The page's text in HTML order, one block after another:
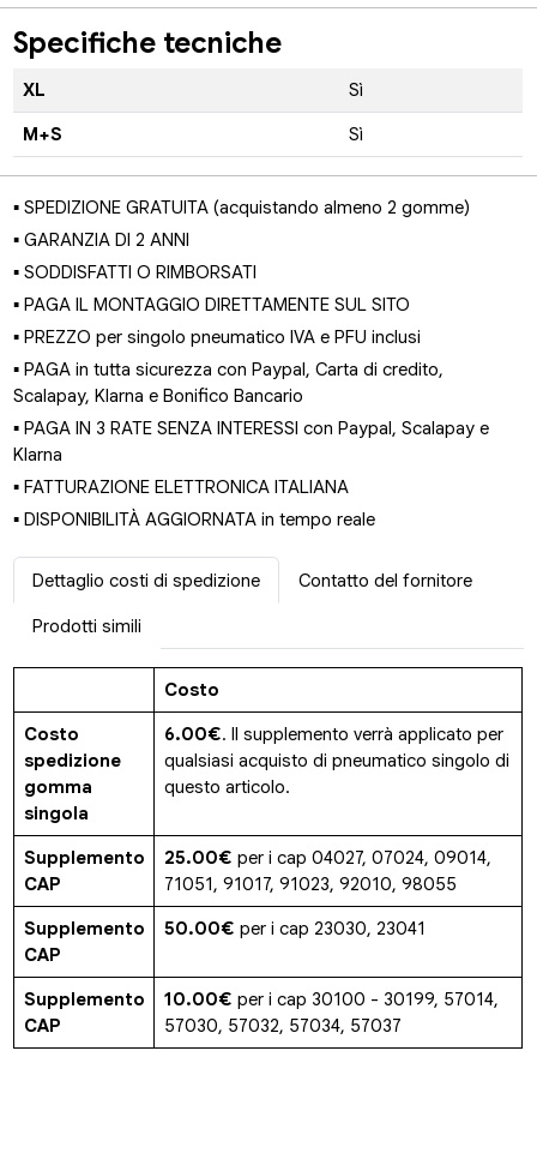
Specifiche tecniche
XL Sì
M+S Sì
▪ SPEDIZIONE GRATUITA (acquistando almeno 2 gomme)
▪ GARANZIA DI 2 ANNI
▪ SODDISFATTI O RIMBORSATI
▪ PAGA IL MONTAGGIO DIRETTAMENTE SUL SITO
▪ PREZZO per singolo pneumatico IVA e PFU inclusi
▪ PAGA in tutta sicurezza con Paypal, Carta di credito,
Scalapay, Klarna e Bonifico Bancario
▪ PAGA IN 3 RATE SENZA INTERESSI con Paypal, Scalapay e
Klarna
▪ FATTURAZIONE ELETTRONICA ITALIANA
▪ DISPONIBILITÀ AGGIORNATA in tempo reale
Dettaglio costi di spedizione Contatto del fornitore
Prodotti simili
Costo
Costo
spedizione
gomma
singola
6.00€. Il supplemento verrà applicato per
qualsiasi acquisto di pneumatico singolo di
questo articolo.
Supplemento
CAP
25.00€ per i cap 04027, 07024, 09014,
71051, 91017, 91023, 92010, 98055
Supplemento
CAP
50.00€ per i cap 23030, 23041
Supplemento
CAP
10.00€ per i cap 30100 - 30199, 57014,
57030, 57032, 57034, 57037